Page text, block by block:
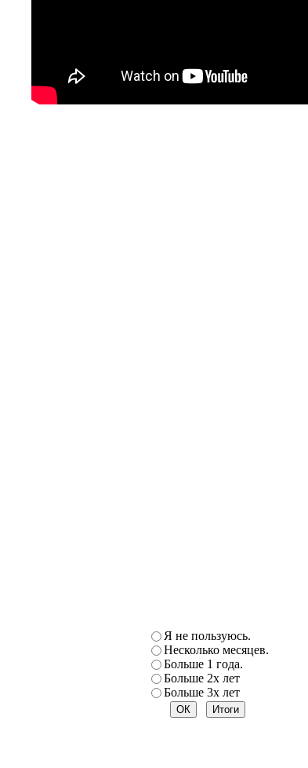
Я не пользуюсь.
Несколько месяцев.
Больше 1 года.
Больше 2х лет
Больше 3х лет